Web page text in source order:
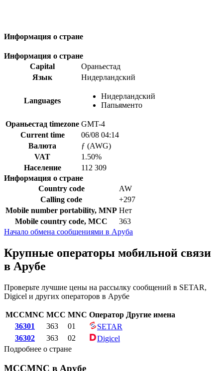
Информация о стране
Информация о стране
Capital
Ораньестад
Язык
Нидерландский
Languages
Нидерландский
Папьяменто
Ораньестад timezone GMT-4
Current time
06/08 04:14
Валюта
ƒ (AWG)
VAT
1.50%
Население
112 309
Информация о стране
Country code
AW
Calling code
+297
Mobile number portability, MNP Нет
Mobile country code, MCC
363
Начало обмена сообщениями в Аруба
Крупные операторы мобильной связи
в Арубе
Проверьте лучшие цены на рассылку сообщений в SETAR,
Digicel и других операторов в Арубе
MCCMNC MCC MNC Оператор Другие имена
36301
363 01
SETAR
36302
363 02
Digicel
Подробнее о стране
MCCMNC в Арубе